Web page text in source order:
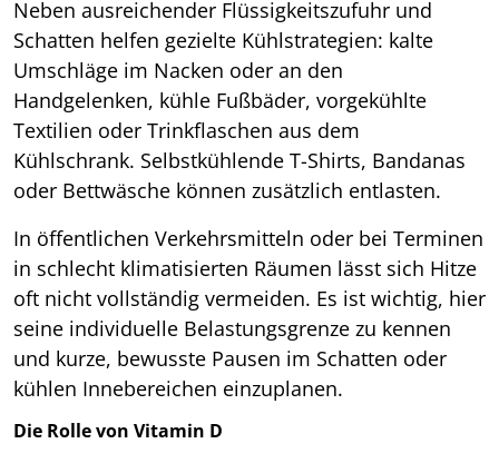
Neben ausreichender Flüssigkeitszufuhr und
Schatten helfen gezielte Kühlstrategien: kalte
Umschläge im Nacken oder an den
Handgelenken, kühle Fußbäder, vorgekühlte
Textilien oder Trinkflaschen aus dem
Kühlschrank. Selbstkühlende T-Shirts, Bandanas
oder Bettwäsche können zusätzlich entlasten.
In öffentlichen Verkehrsmitteln oder bei Terminen
in schlecht klimatisierten Räumen lässt sich Hitze
oft nicht vollständig vermeiden. Es ist wichtig, hier
seine individuelle Belastungsgrenze zu kennen
und kurze, bewusste Pausen im Schatten oder
kühlen Innebereichen einzuplanen.
Die Rolle von Vitamin D